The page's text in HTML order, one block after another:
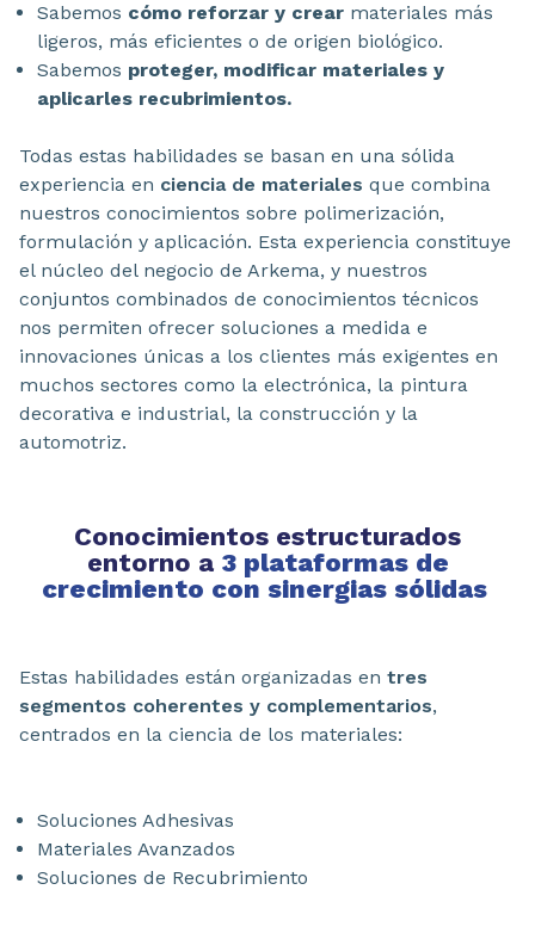
Sabemos cómo reforzar y crear materiales más
ligeros, más eficientes o de origen biológico.
Sabemos proteger, modificar materiales y
aplicarles recubrimientos.
Todas estas habilidades se basan en una sólida
experiencia en ciencia de materiales que combina
nuestros conocimientos sobre polimerización,
formulación y aplicación. Esta experiencia constituye
el núcleo del negocio de Arkema, y nuestros
conjuntos combinados de conocimientos técnicos
nos permiten ofrecer soluciones a medida e
innovaciones únicas a los clientes más exigentes en
muchos sectores como la electrónica, la pintura
decorativa e industrial, la construcción y la
automotriz.
Conocimientos estructurados
entorno a 3 plataformas de
crecimiento con sinergias sólidas
Estas habilidades están organizadas en tres
segmentos coherentes y complementarios,
centrados en la ciencia de los materiales:
Soluciones Adhesivas
Materiales Avanzados
Soluciones de Recubrimiento